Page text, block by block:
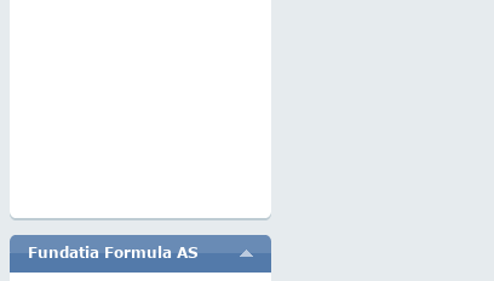
Fundatia Formula AS